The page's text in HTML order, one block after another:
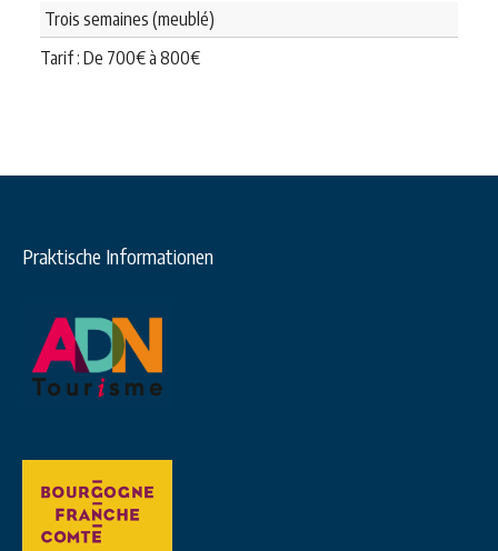
Trois semaines (meublé)
Tarif : De 700€à 800€
Praktische Informationen